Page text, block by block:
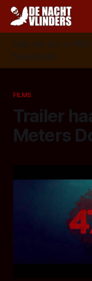
Volg ons op: 📣 RSS
Nieuwsbrief
FILMS
Trailer
Meters